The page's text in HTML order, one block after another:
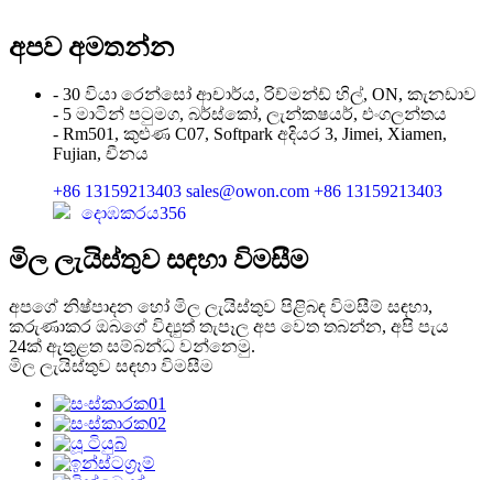
අපව අමතන්න
- 30 වියා රෙන්සෝ ආචාර්ය, රිච්මන්ඩ් හිල්, ON, කැනඩාව
- 5 මාටින් පටුමග, බර්ස්කෝ, ලැන්කෂයර්, එංගලන්තය
- Rm501, කුළුණ C07, Softpark අදියර 3, Jimei, Xiamen,
Fujian, චීනය
+86 13159213403 sales@owon.com +86 13159213403
දොඹකරය356
මිල ලැයිස්තුව සඳහා විමසීම
අපගේ නිෂ්පාදන හෝ මිල ලැයිස්තුව පිළිබඳ විමසීම් සඳහා,
කරුණාකර ඔබගේ විද්‍යුත් තැපෑල අප වෙත තබන්න, අපි පැය
24ක් ඇතුළත සම්බන්ධ වන්නෙමු.
මිල ලැයිස්තුව සඳහා විමසීම